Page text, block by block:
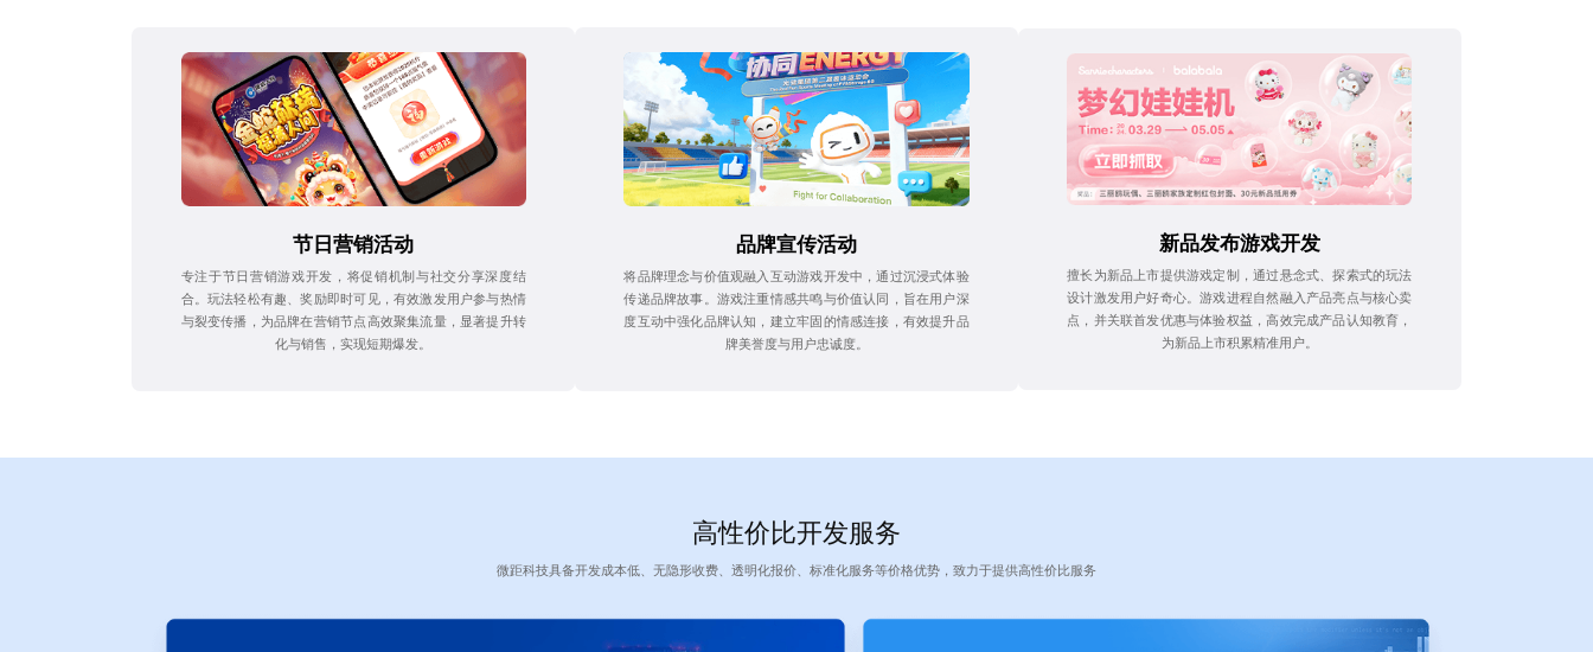
节日营销活动
专注于节日营销游戏开发，将促销机制与社交分享深度结
合。玩法轻松有趣、奖励即时可见，有效激发用户参与热情
与裂变传播，为品牌在营销节点高效聚集流量，显著提升转
化与销售，实现短期爆发。
品牌宣传活动
将品牌理念与价值观融入互动游戏开发中，通过沉浸式体验
传递品牌故事。游戏注重情感共鸣与价值认同，旨在用户深
度互动中强化品牌认知，建立牢固的情感连接，有效提升品
牌美誉度与用户忠诚度。
新品发布游戏开发
擅长为新品上市提供游戏定制，通过悬念式、探索式的玩法
设计激发用户好奇心。游戏进程自然融入产品亮点与核心卖
点，并关联首发优惠与体验权益，高效完成产品认知教育，
为新品上市积累精准用户。
高性价比开发服务
微距科技具备开发成本低、无隐形收费、透明化报价、标准化服务等价格优势，致力于提供高性价比服务